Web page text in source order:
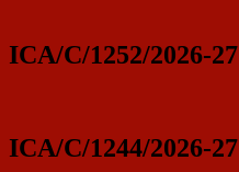
ICA/C/1252/2026-27
ICA/C/1244/2026-27